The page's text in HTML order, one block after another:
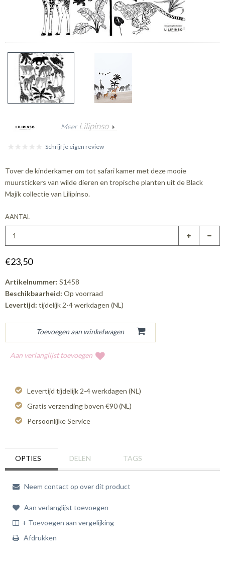
Meer Lilipinso
Schrijf je eigen review
Tover de kinderkamer om tot safari kamer met deze mooie
muurstickers van wilde dieren en tropische planten uit de Black
Majik collectie van Lilipinso.
AANTAL
€23,50
Artikelnummer: S1458
Beschikbaarheid: Op voorraad
Levertijd: tijdelijk 2-4 werkdagen (NL)
Aan verlanglijst toevoegen
Levertijd tijdelijk 2-4 werkdagen (NL)
Gratis verzending boven €90 (NL)
Persoonlijke Service
OPTIES DELEN TAGS
Neem contact op over dit product
Aan verlanglijst toevoegen
+ Toevoegen aan vergelijking
Afdrukken